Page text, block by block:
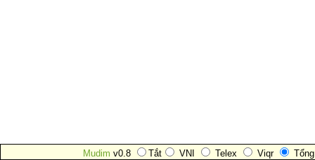
Mudim v0.8 Tắt VNI Telex Viqr